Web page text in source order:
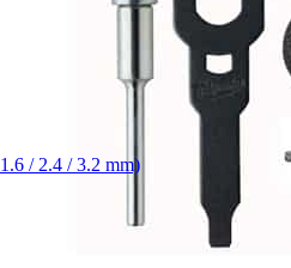
/ 2.4 / 3.2 mm)